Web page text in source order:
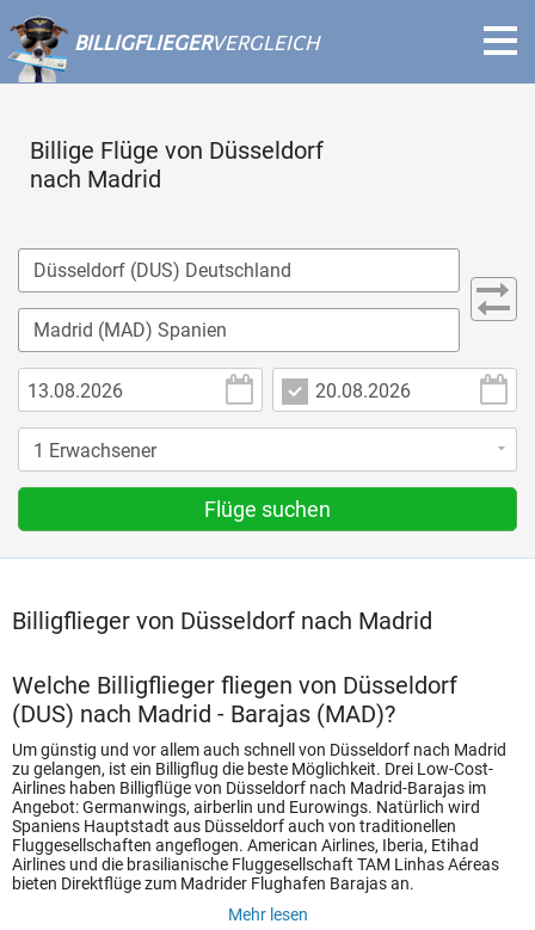
BILLIGFLIEGERVERGLEICH
Billige Flüge von Düsseldorf
nach Madrid
Flüge suchen
Billigflieger von Düsseldorf nach Madrid
Welche Billigflieger fliegen von Düsseldorf
(DUS) nach Madrid - Barajas (MAD)?
Um günstig und vor allem auch schnell von Düsseldorf nach Madrid
zu gelangen, ist ein Billigflug die beste Möglichkeit. Drei Low-Cost-
Airlines haben Billigflüge von Düsseldorf nach Madrid-Barajas im
Angebot: Germanwings, airberlin und Eurowings. Natürlich wird
Spaniens Hauptstadt aus Düsseldorf auch von traditionellen
Fluggesellschaften angeflogen. American Airlines, Iberia, Etihad
Airlines und die brasilianische Fluggesellschaft TAM Linhas Aéreas
bieten Direktflüge zum Madrider Flughafen Barajas an.
Mehr lesen